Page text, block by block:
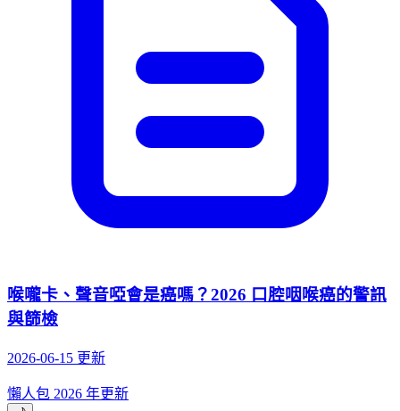
喉嚨卡、聲音啞會是癌嗎？2026 口腔咽喉癌的警訊
與篩檢
2026-06-15 更新
懶人包 2026 年更新